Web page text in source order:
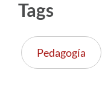
Tags
Pedagogía